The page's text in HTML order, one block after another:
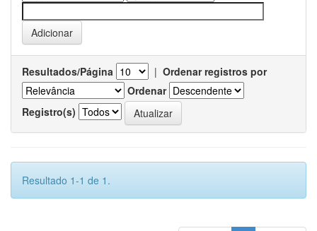
Resultados/Página | Ordenar registros por
Ordenar
Registro(s)
Resultado 1-1 de 1.